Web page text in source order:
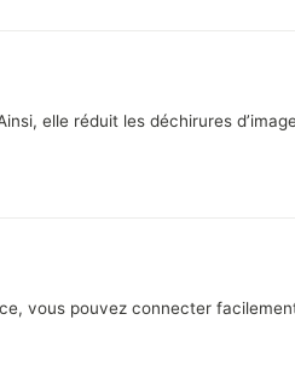
elle réduit les déchirures
vous pouvez connecter